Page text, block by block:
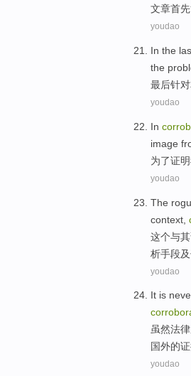
文章首先
youdao
In the
the
最后针对
youdao
In
image
为了证明
youdao
The
context
这个与
析手段及
youdao
It is
虽然法律
国外的
youdao